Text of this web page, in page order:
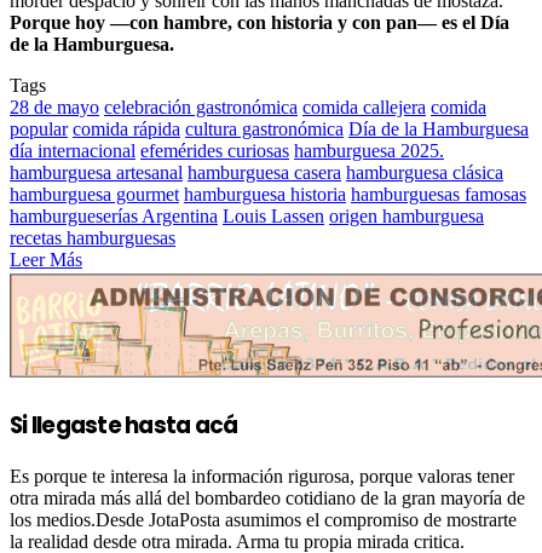
Porque hoy —con hambre, con historia y con pan— es el Día
de la Hamburguesa.
Tags
28 de mayo celebración gastronómica comida callejera comida
popular comida rápida cultura gastronómica Día de la Hamburguesa
día internacional efemérides curiosas hamburguesa 2025.
hamburguesa artesanal hamburguesa casera hamburguesa clásica
hamburguesa gourmet hamburguesa historia hamburguesas famosas
hamburgueserías Argentina Louis Lassen origen hamburguesa
recetas hamburguesas
Leer Más
Si llegaste hasta acá
Es porque te interesa la información rigurosa, porque valoras tener
otra mirada más allá del bombardeo cotidiano de la gran mayoría de
los medios.Desde JotaPosta asumimos el compromiso de mostrarte
la realidad desde otra mirada. Arma tu propia mirada critica.